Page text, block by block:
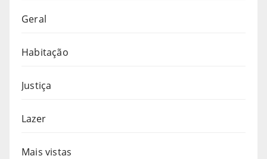
Geral
Habitação
Justiça
Lazer
Mais vistas